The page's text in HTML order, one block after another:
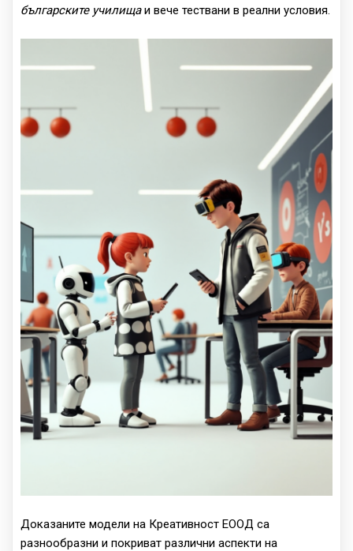
българските училищаи вече тествани в реални условия.
Доказаните модели на Креативност ЕООД са
разнообразни и покриват различни аспекти на